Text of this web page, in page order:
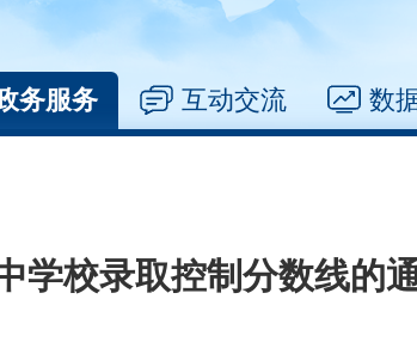
务服务 互动交流 数
学校录取控制分数线的